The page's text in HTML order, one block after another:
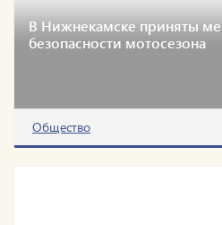
В Нижнекамске приняты
безопасности мотосезона
Общество